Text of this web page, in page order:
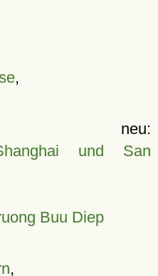
,
und San
Buu Diep
,